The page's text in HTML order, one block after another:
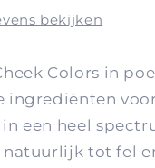
bekijken
Colors in
een heel
natuurlijk tot fel